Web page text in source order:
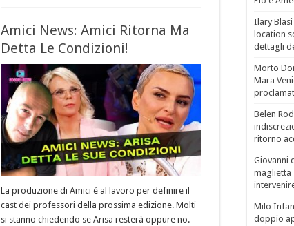
Amici News: Amici Ritorna Ma
Detta Le Condizioni!
La produzione di Amici é al lavoro per definire il
cast dei professori della prossima edizione. Molti
si stanno chiedendo se Arisa resterà oppure no.
Ilary
location
dettagli
Morto
Mara
Belen
ritorno
Giovanni
maglietta
Milo
doppio